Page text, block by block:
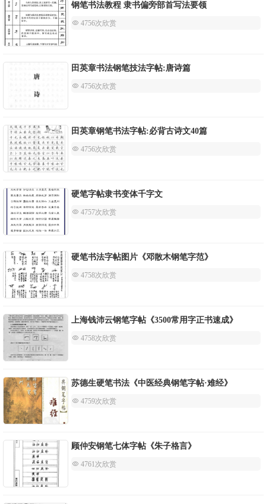
钢笔书法教程 隶书偏旁部首写法要领
 4756次欣赏
田英章书法钢笔技法字帖:唐诗篇
 4756次欣赏
田英章钢笔书法字帖:必背古诗文40篇
 4756次欣赏
硬笔字帖隶书变体千字文
 4757次欣赏
硬笔书法字帖图片《邓散木钢笔字范》
 4758次欣赏
上海钱沛云钢笔字帖《3500常用字正书速成》
 4758次欣赏
苏德生硬笔书法《中医经典钢笔字帖·难经》
 4759次欣赏
顾仲安钢笔七体字帖《朱子格言》
 4761次欣赏